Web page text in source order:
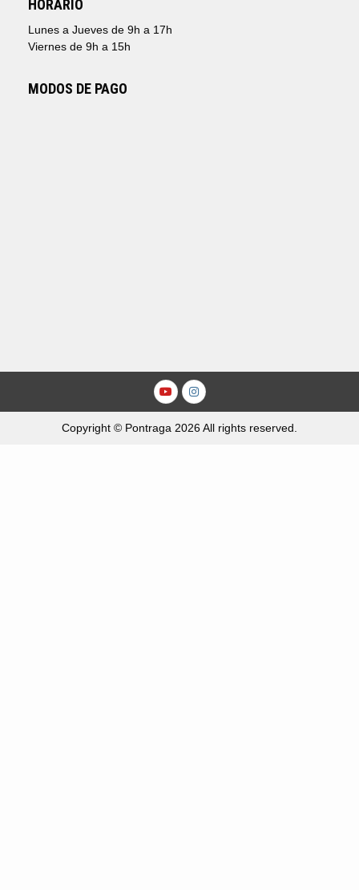
HORARIO
Lunes a Jueves de 9h a 17h
Viernes de 9h a 15h
MODOS DE PAGO
Youtube
Instagram
Copyright © Pontraga 2026 All rights reserved.